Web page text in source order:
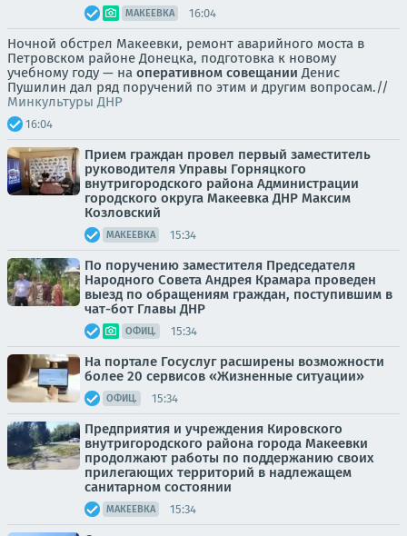
МАКЕЕВКА 16:04
Ночной обстрел Макеевки, ремонт аварийного моста в
Петровском районе Донецка, подготовка к новому
учебному году — на оперативном совещании Денис
Пушилин дал ряд поручений по этим и другим вопросам.//
Минкультуры ДНР
16:04
Прием граждан провел первый заместитель
руководителя Управы Горняцкого
внутригородского района Администрации
городского округа Макеевка ДНР Максим
Козловский
МАКЕЕВКА 15:34
По поручению заместителя Председателя
Народного Совета Андрея Крамара проведен
выезд по обращениям граждан, поступившим в
чат-бот Главы ДНР
ОФИЦ. 15:34
На портале Госуслуг расширены возможности
более 20 сервисов «Жизненные ситуации»
ОФИЦ. 15:34
Предприятия и учреждения Кировского
внутригородского района города Макеевки
продолжают работы по поддержанию своих
прилегающих территорий в надлежащем
санитарном состоянии
МАКЕЕВКА 15:34